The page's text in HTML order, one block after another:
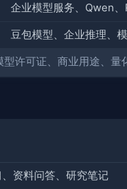
企业模型服务、Qwen、
豆包模型、企业推理、
许可证、商业用途、
资料问答、研究笔记